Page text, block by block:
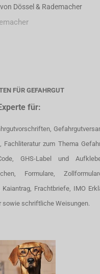
Dössel & Rademacher
FÜR GEFAHRGUT
für:
Fachliteratur zum Thema
GHS-Label und
Formulare,
Kaiantrag, Frachtbriefe, IMO
sowie schriftliche Weisungen.